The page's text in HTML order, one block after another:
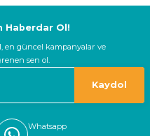
Haberdar Ol!
en güncel kampanyalar ve
sen ol.
Kaydol
Whatsapp